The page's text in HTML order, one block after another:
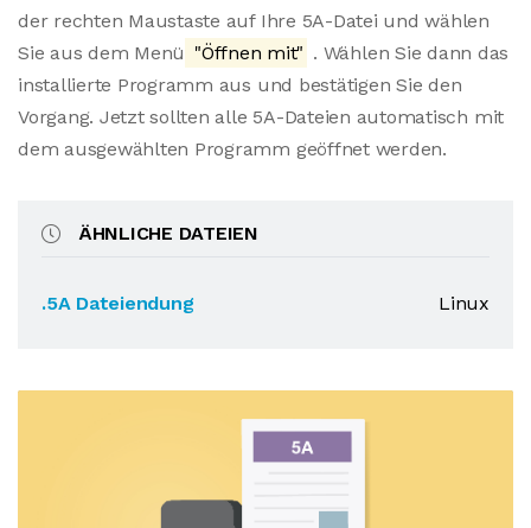
der rechten Maustaste auf Ihre 5A-Datei und wählen
Sie aus dem Menü "Öffnen mit" . Wählen Sie dann das
installierte Programm aus und bestätigen Sie den
Vorgang. Jetzt sollten alle 5A-Dateien automatisch mit
dem ausgewählten Programm geöffnet werden.
ÄHNLICHE DATEIEN
.5A Dateiendung Linux